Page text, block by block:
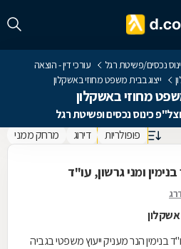
נכסים/פשיטת רגל
עורכי דין - הוצאה
ייצוג בבית משפט מחוזי באשקלון
מחוזי באשקלון
פופולריות דירוג מרחק ממני
ומני גרשון, עו"ד
בנימין הנר מעניק ייעוץ משפטי בגביה